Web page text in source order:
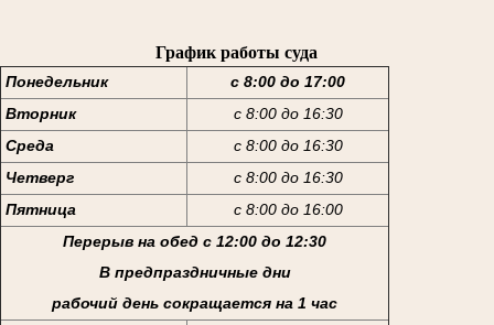
График работы суда
Понедельник
с 8:00 до 17:00
Вторник
с 8:00 до 16:30
Среда
с 8:00 до 16:30
Четверг
с 8:00 до 16:30
Пятница
с 8:00 до 16:00
Перерыв на обед с 12:00 до 12:30
В предпраздничные дни
рабочий день сокращается на 1 час